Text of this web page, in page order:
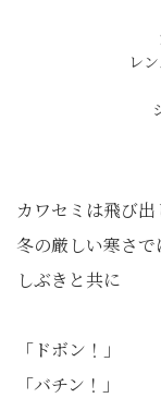
レ
カワセミは飛び出
冬の厳しい寒さ
しぶきと共に
「ドボン！」
「バチン！」